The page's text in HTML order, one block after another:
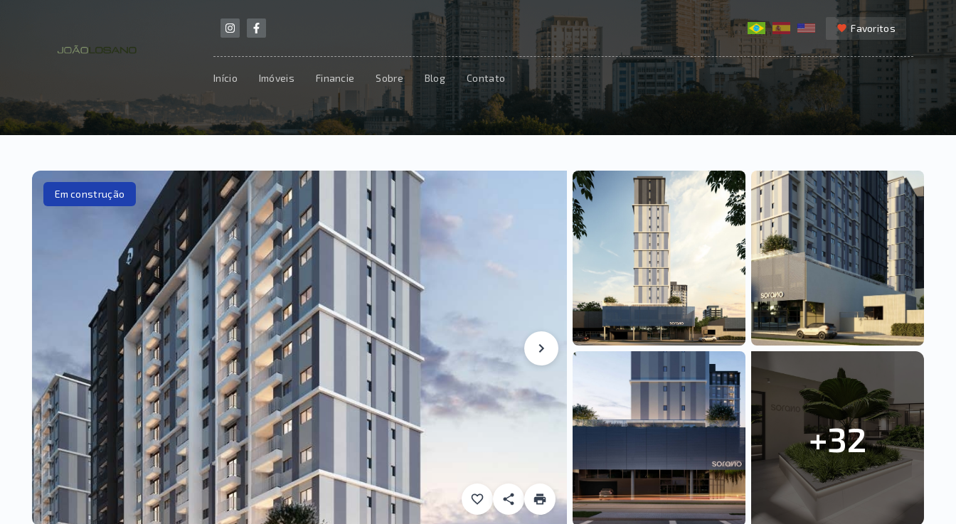
Favoritos
Início Imóveis Financie Sobre Blog Contato
Em construção
+32